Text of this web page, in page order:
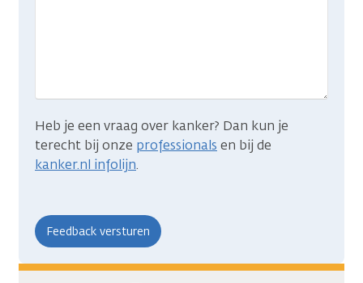
Heb je een vraag over kanker? Dan kun je
terecht bij onze professionals en bij de
kanker.nl infolijn.